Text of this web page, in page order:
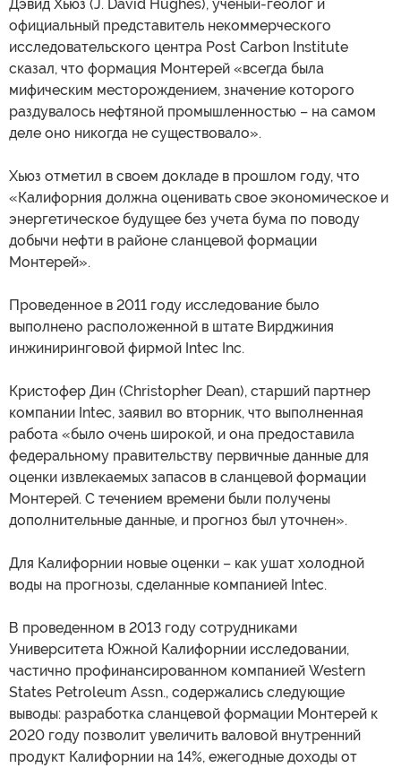
Дэвид Хьюз (J. David Hughes), ученый-геолог и
официальный представитель некоммерческого
исследовательского центра Post Carbon Institute
сказал, что формация Монтерей «всегда была
мифическим месторождением, значение которого
раздувалось нефтяной промышленностью – на самом
деле оно никогда не существовало».
Хьюз отметил в своем докладе в прошлом году, что
«Калифорния должна оценивать свое экономическое и
энергетическое будущее без учета бума по поводу
добычи нефти в районе сланцевой формации
Монтерей».
Проведенное в 2011 году исследование было
выполнено расположенной в штате Вирджиния
инжиниринговой фирмой Intec Inc.
Кристофер Дин (Christopher Dean), старший партнер
компании Intec, заявил во вторник, что выполненная
работа «было очень широкой, и она предоставила
федеральному правительству первичные данные для
оценки извлекаемых запасов в сланцевой формации
Монтерей. С течением времени были получены
дополнительные данные, и прогноз был уточнен».
Для Калифорнии новые оценки – как ушат холодной
воды на прогнозы, сделанные компанией Intec.
В проведенном в 2013 году сотрудниками
Университета Южной Калифорнии исследовании,
частично профинансированном компанией Western
States Petroleum Assn., содержались следующие
выводы: разработка сланцевой формации Монтерей к
2020 году позволит увеличить валовой внутренний
продукт Калифорнии на 14%, ежегодные доходы от